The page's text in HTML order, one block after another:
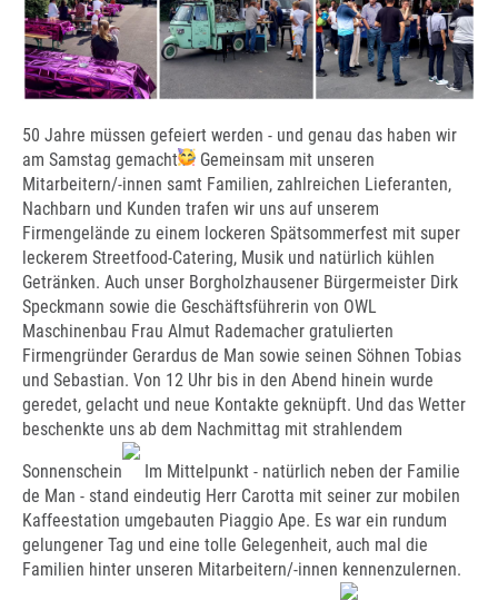
50 Jahre müssen gefeiert werden - und genau das haben wir
am Samstag gemacht
Gemeinsam mit unseren
Mitarbeitern/-innen samt Familien, zahlreichen Lieferanten,
Nachbarn und Kunden trafen wir uns auf unserem
Firmengelände zu einem lockeren Spätsommerfest mit super
leckerem Streetfood-Catering, Musik und natürlich kühlen
Getränken. Auch unser Borgholzhausener Bürgermeister Dirk
Speckmann sowie die Geschäftsführerin von OWL
Maschinenbau Frau Almut Rademacher gratulierten
Firmengründer Gerardus de Man sowie seinen Söhnen Tobias
und Sebastian. Von 12 Uhr bis in den Abend hinein wurde
geredet, gelacht und neue Kontakte geknüpft. Und das Wetter
beschenkte uns ab dem Nachmittag mit strahlendem
Sonnenschein
Im Mittelpunkt - natürlich neben der Familie
de Man - stand eindeutig Herr Carotta mit seiner zur mobilen
Kaffeestation umgebauten Piaggio Ape. Es war ein rundum
gelungener Tag und eine tolle Gelegenheit, auch mal die
Familien hinter unseren Mitarbeitern/-innen kennenzulernen.